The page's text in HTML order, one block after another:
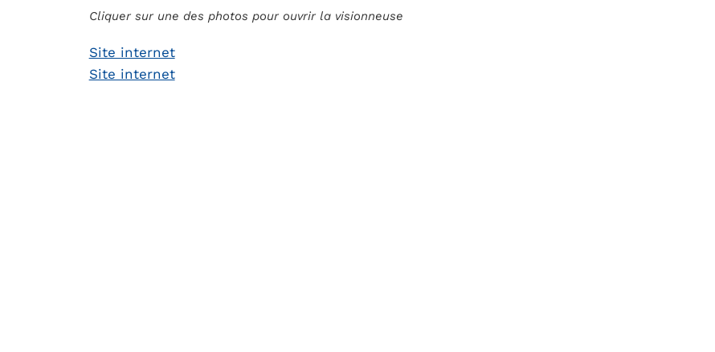
Cliquer sur une des photos pour ouvrir la visionneuse
Site internet
Site internet